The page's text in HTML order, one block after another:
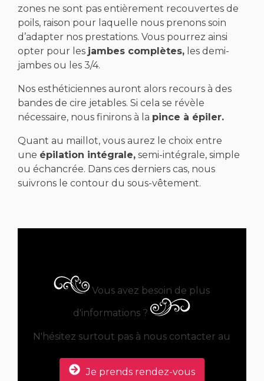
zones ne sont pas entièrement recouvertes de
poils, raison pour laquelle nous prenons soin
d’adapter nos prestations. Vous pourrez ainsi
opter pour les jambes complètes,les demi-
jambes ou les 3/4.
Nos esthéticiennes auront alors recours à des
bandes de cire jetables. Si cela se révèle
nécessaire, nous finirons à la pince à épiler.
Quant au maillot, vous aurez le choix entre
une épilation intégrale,semi-intégrale, simple
ou échancrée. Dans ces derniers cas, nous
suivrons le contour du sous-vêtement.
Vous avez besoin de plus
d'informations ?
N'hésitez surtout pas à nous contacter au
Je prends rendez-vous